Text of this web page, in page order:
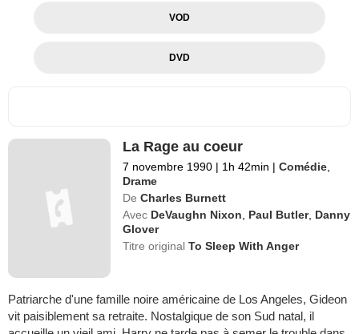
VOD
DVD
La Rage au coeur
7 novembre 1990 | 1h 42min | Comédie
Drame
De Charles Burnett
Avec DeVaughn Nixon Paul Butler, Danny
Glover
Titre originalTo Sleep With Anger
Patriarche d'une famille noire américaine de Los Angeles, Gideon
vit paisiblement sa retraite. Nostalgique de son Sud natal, il